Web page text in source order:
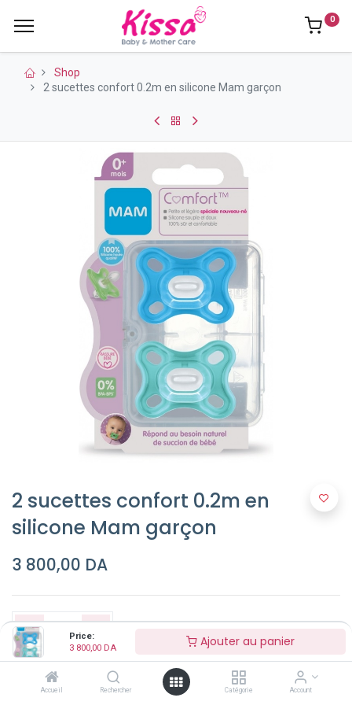
Price:
3 800,00 DA Ajouter au panier
Accueil Rechercher Catégorie Account
0
Shop
2 sucettes confort 0.2m en silicone Mam garçon
2 sucettes confort 0.2m en
silicone Mam garçon
3 800,00 DA
Ajouter au panier